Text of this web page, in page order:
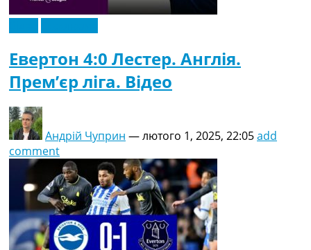
Евертон 4:0 Лестер. Англія.
Прем’єр ліга. Відео
Андрій Чуприн —лютого 1, 2025, 22:05add
comment